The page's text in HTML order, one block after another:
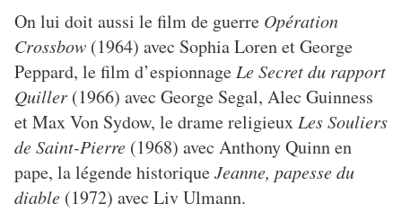
On lui doit aussi le film de guerre Opération
Crossbow (1964) avec Sophia Loren et George
Peppard, le film d’espionnage Le Secret du rapport
Quiller (1966) avec George Segal, Alec Guinness
et Max Von Sydow, le drame religieux Les Souliers
de Saint-Pierre (1968) avec Anthony Quinn en
pape, la légende historiqueJeanne, papesse du
diable (1972) avec Liv Ulmann.